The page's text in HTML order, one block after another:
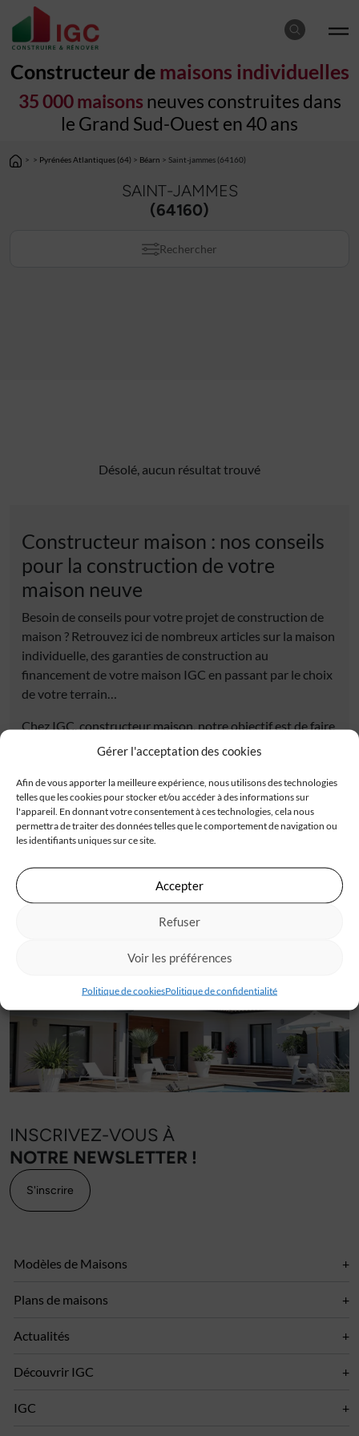
Gérer l'acceptation des cookies
Afin de vous apporter la meilleure expérience, nous utilisons des technologies
telles que les cookies pour stocker et/ou accéder à des informations sur
l'appareil. En donnant votre consentement à ces technologies, cela nous
permettra de traiter des données telles que le comportement de navigation ou
les identifiants uniques sur ce site.
Accepter
Refuser
Voir les préférences
Politique de cookiesPolitique de confidentialité
Constructeur de maisons individuelles
35 000 maisons neuves construites dans
le Grand Sud-Ouest en 40 ans
> > Pyrénées Atlantiques (64) > Béarn > Saint-jammes (64160)
SAINT-JAMMES
(64160)
Rechercher
Désolé, aucun résultat trouvé
Constructeur maison : nos conseils
pour la construction de votre
maison neuve
Besoin de conseils pour votre projet de construction de
maison ? Retrouvez ici de nombreux articles sur la maison
individuelle, des garanties de construction au
financement de votre maison IGC en passant par le choix
de votre terrain…
Chez IGC, constructeur maison, notre objectif est de faire
de chaque maison un lieu où les rêves prennent vie. Nous
informe sur notre engagement constant envers
l’excellence et l’innovation dans le domaine de la
construction de maison. Restez connectés pour de
nouvelles mises à jour passionnantes !
les témoignages en video
INSCRIVEZ-VOUS À
NOTRE NEWSLETTER !
S'inscrire
Modèles de Maisons
Plans de maisons
Actualités
Découvrir IGC
IGC